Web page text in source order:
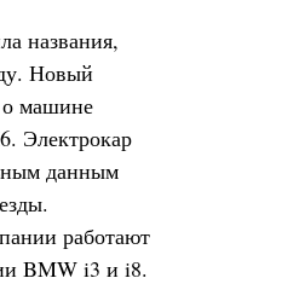
названия,
Новый
о машине
Электрокар
данным
работают
BMW i3 и i8.